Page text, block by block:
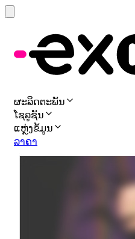
ຜະລິດຕະພັນ
ໂຊລູຊັນ
ແຫຼ່ງຂໍ້ມູນ
ລາຄາ